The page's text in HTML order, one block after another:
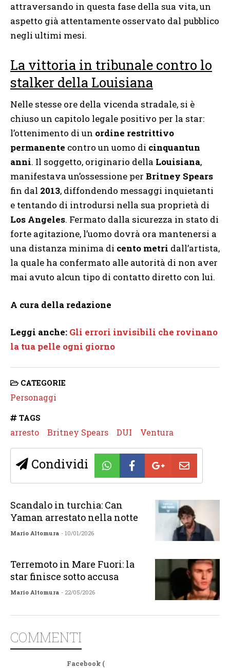
attraversando in questa fase della sua vita, un
aspetto già attentamente osservato dal pubblico
negli ultimi mesi.
La vittoria in tribunale contro lo
stalker della Louisiana
Nelle stesse ore della vicenda stradale, si è
chiuso un capitolo legale positivo per la star:
l’ottenimento di un ordine restrittivo
permanente contro un uomo di cinquantun
anni. Il soggetto, originario della Louisiana,
manifestava un’ossessione per Britney Spears
fin dal 2013, diffondendo messaggi inquietanti
e tentando di introdursi nella sua proprietà di
Los Angeles. Fermato dalla sicurezza in stato di
forte agitazione, l’uomo dovrà ora mantenersi a
una distanza minima di cento metri dall’artista,
la quale ha confermato alle autorità di non aver
mai avuto alcun tipo di contatto diretto con lui.
A cura della redazione
Leggi anche: Gli errori invisibili che rovinano
la tua pelle ogni giorno
CATEGORIE
Personaggi
TAGS
arresto Britney Spears DUI Ventura
Condividi
Scandalo in turchia: Can
Yaman arrestato nella notte
Mario Altomura - 10/01/2026
Terremoto in Mare Fuori: la
star finisce sotto accusa
Mario Altomura - 22/05/2026
COMMENTI
Facebook (